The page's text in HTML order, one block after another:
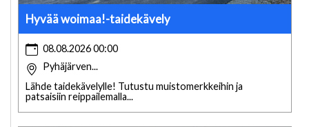
Hyvää woimaa!-taidekävely
08.08.2026 00:00
Pyhäjärven...
Lähde taidekävelylle! Tutustu muistomerkkeihin ja
patsaisiin reippailemalla...